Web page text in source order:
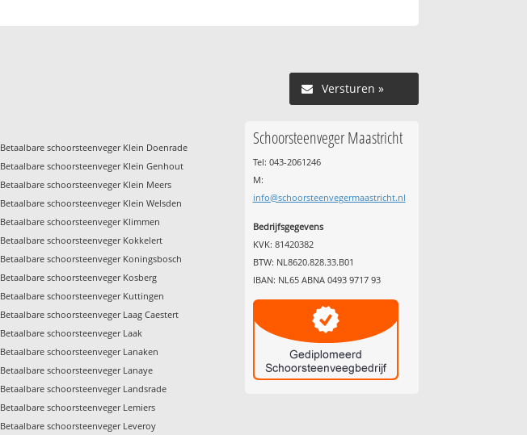
Versturen »
Betaalbare schoorsteenveger Klein Doenrade
Betaalbare schoorsteenveger Klein Genhout
Betaalbare schoorsteenveger Klein Meers
Betaalbare schoorsteenveger Klein Welsden
Betaalbare schoorsteenveger Klimmen
Betaalbare schoorsteenveger Kokkelert
Betaalbare schoorsteenveger Koningsbosch
Betaalbare schoorsteenveger Kosberg
Betaalbare schoorsteenveger Kuttingen
Betaalbare schoorsteenveger Laag Caestert
Betaalbare schoorsteenveger Laak
Betaalbare schoorsteenveger Lanaken
Betaalbare schoorsteenveger Lanaye
Betaalbare schoorsteenveger Landsrade
Betaalbare schoorsteenveger Lemiers
Betaalbare schoorsteenveger Leveroy
Schoorsteenveger Maastricht
Tel: 043-2061246
M:
info@schoorsteenvegermaastricht.nl
Bedrijfsgegevens
KVK: 81420382
BTW: NL8620.828.33.B01
IBAN: NL65 ABNA 0493 9717 93